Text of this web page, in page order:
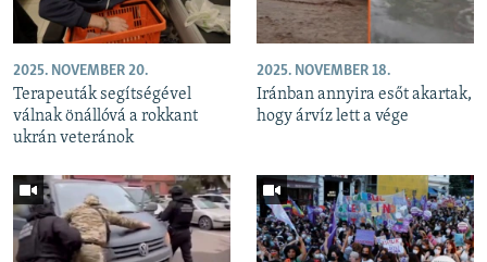
2025. NOVEMBER 20.
Terapeuták segítségével
válnak önállóvá a rokkant
ukrán veteránok
2025. NOVEMBER 18.
Iránban annyira esőt akartak,
hogy árvíz lett a vége